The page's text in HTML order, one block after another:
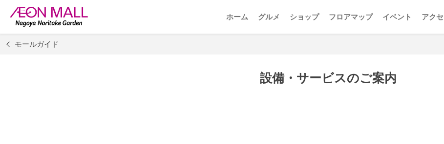
ホーム グルメ ショップ フロアマップ イベント アク
モールガイド
設備・サービスのご案内